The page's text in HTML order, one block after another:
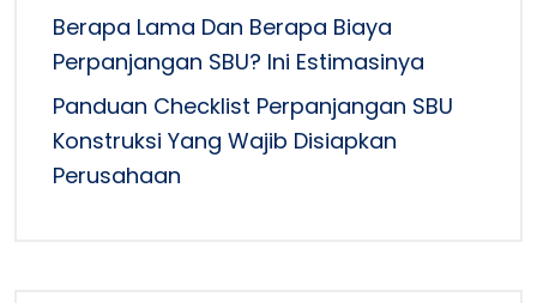
Berapa Lama Dan Berapa Biaya
Perpanjangan SBU? Ini Estimasinya
Panduan Checklist Perpanjangan SBU
Konstruksi Yang Wajib Disiapkan
Perusahaan